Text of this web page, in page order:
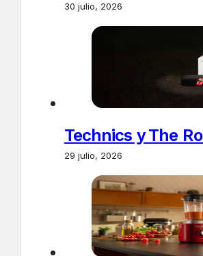
30 julio, 2026
Technics y The
29 julio, 2026